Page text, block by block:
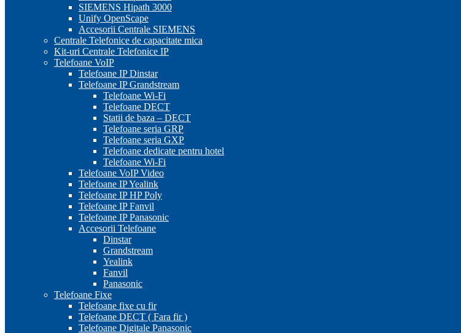
SIEMENS Hipath 3000
Unify OpenScape
Accesorii Centrale SIEMENS
Centrale Telefonice de capacitate mica
Kit-uri Centrale Telefonice IP
Telefoane VoIP
Telefoane IP Dinstar
Telefoane IP Grandstream
Telefoane Wi-Fi
Telefoane DECT
Statii de baza – DECT
Telefoane seria GRP
Telefoane seria GXP
Telefoane dedicate pentru hotel
Telefoane Wi-Fi
Telefoane VoIP Video
Telefoane IP Yealink
Telefoane IP HP Poly
Telefoane IP Fanvil
Telefoane IP Panasonic
Accesorii Telefoane
Dinstar
Grandstream
Yealink
Fanvil
Panasonic
Telefoane Fixe
Telefoane fixe cu fir
Telefoane DECT ( Fara fir )
Telefoane Digitale Panasonic